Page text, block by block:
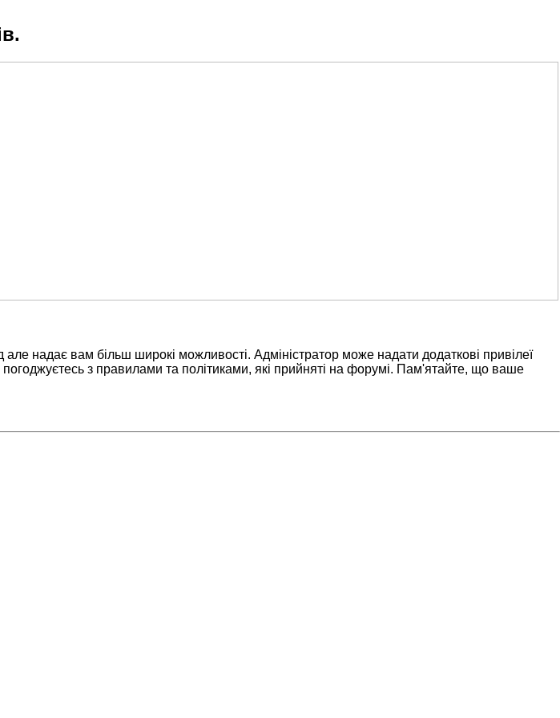
надає вам більш широкі можливості. Адміністратор може надати додаткові привілеї
з правилами та політиками, які прийняті на форумі. Пам'ятайте, що ваше